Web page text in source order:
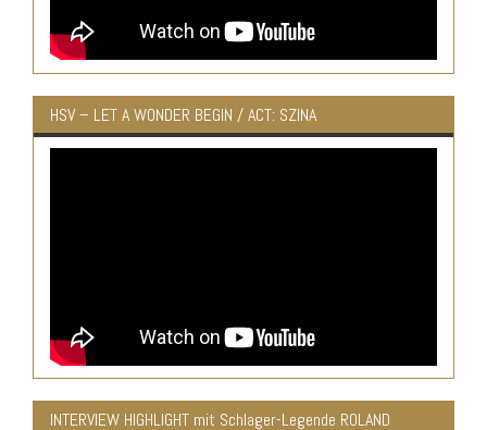
HSV – LET A WONDER BEGIN / ACT: SZINA
INTERVIEW HIGHLIGHT mit Schlager-Legende ROLAND